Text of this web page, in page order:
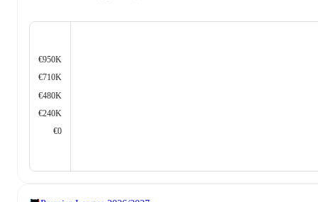
€950K
€710K
€480K
€240K
€0